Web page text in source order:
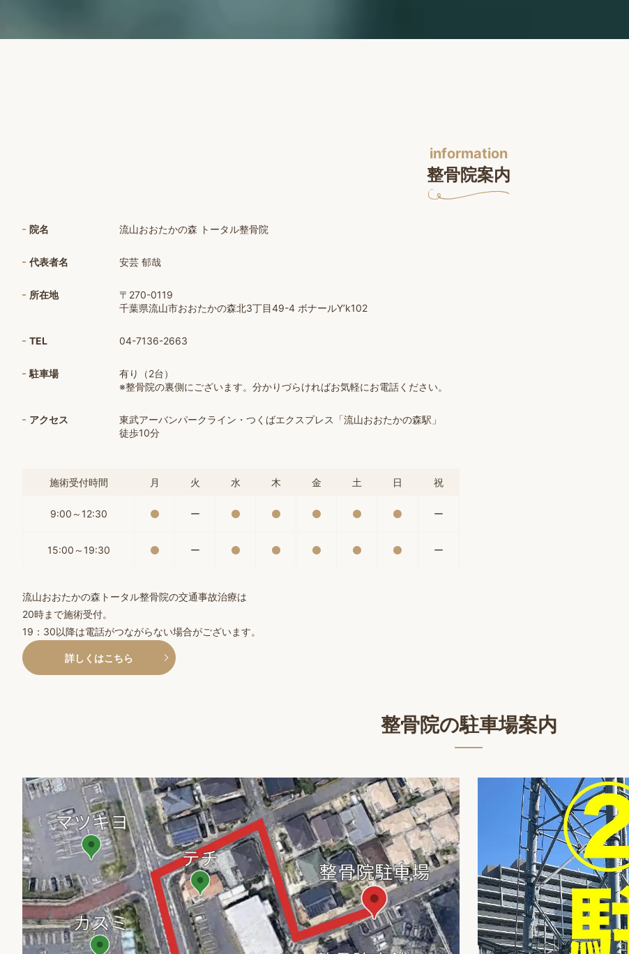
information
整骨院案内
院名 流山おおたかの森 トータル整骨院
代表者名 安芸 郁哉
所在地
〒270-0119
千葉県流山市おおたかの森北3丁目49-4 ボナールY’k102
TEL 04-7136-2663
駐車場
有り（2台）
※整骨院の裏側にございます。分かりづらければお気軽にお電話ください。
アクセス
東武アーバンパークライン・つくばエクスプレス「流山おおたかの森駅」
徒歩10分
施術受付時間 月 火 水 木 金 土 日 祝
9:00～12:30 ー ー
15:00～19:30 ー ー
流山おおたかの森トータル整骨院の交通事故治療は
20時まで施術受付。
19：30以降は電話がつながらない場合がございます。
詳しくはこちら
整骨院の駐車場案内